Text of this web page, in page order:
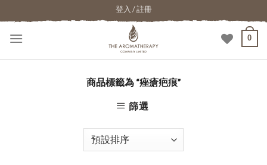
登入 / 註冊
0
商品標籤為 “痤瘡疤痕”
篩選